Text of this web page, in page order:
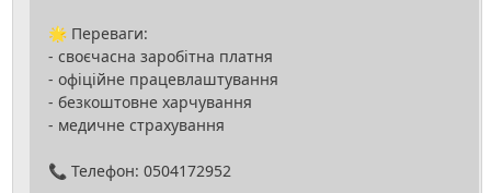
🌟 Переваги:
- своєчасна заробітна платня
- офіційне працевлаштування
- безкоштовне харчування
- медичне страхування
📞 Телефон: 0504172952